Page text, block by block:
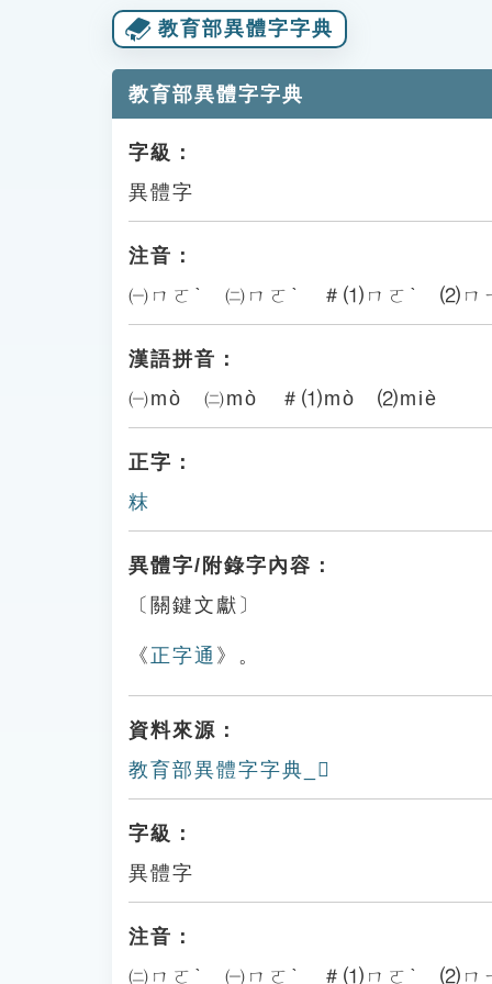
教育部異體字字典
教育部異體字字典
字級：
異體字
注音：
㈠ㄇㄛˋ ㈡ㄇㄛˋ ＃⑴ㄇㄛˋ ⑵ㄇ
漢語拼音：
㈠mò ㈡mò ＃⑴mò ⑵miè
正字：
粖
異體字/附錄字內容：
〔關鍵文獻〕
《 正字通 》。
資料來源：
教育部異體字字典_𥽘
字級：
異體字
注音：
㈡ㄇㄛˋ ㈠ㄇㄛˋ ＃⑴ㄇㄛˋ ⑵ㄇ